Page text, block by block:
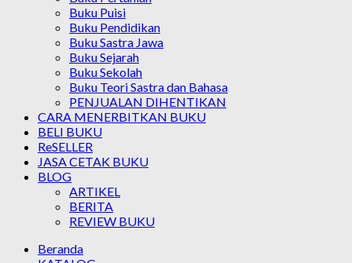
Buku Puisi
Buku Pendidikan
Buku Sastra Jawa
Buku Sejarah
Buku Sekolah
Buku Teori Sastra dan Bahasa
PENJUALAN DIHENTIKAN
CARA MENERBITKAN BUKU
BELI BUKU
ReSELLER
JASA CETAK BUKU
BLOG
ARTIKEL
BERITA
REVIEW BUKU
Beranda